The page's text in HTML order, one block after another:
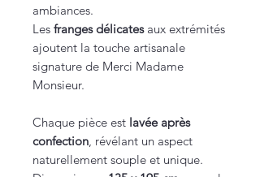
ambiances.
Les franges délicatesaux extrémités
ajoutent la touche artisanale
signature de Merci Madame
Monsieur.
Chaque pièce est lavée après
confection, révélant un aspect
naturellement souple et unique.